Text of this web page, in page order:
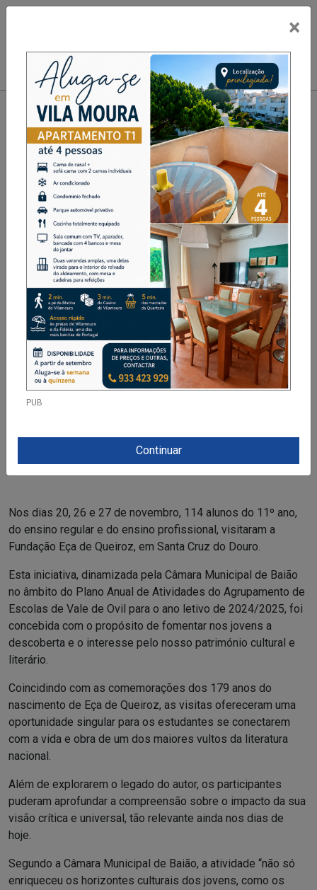
Toggle navigation
×
PUB
Continuar
MAIS DE 100 ALUNOS DO
11º ANO VISITARAM A
FUNDAÇÃO EÇA DE QUEIROZ
Cultura Destaque
Nos dias 20, 26 e 27 de novembro, 114 alunos do 11º ano,
do ensino regular e do ensino profissional, visitaram a
Fundação Eça de Queiroz, em Santa Cruz do Douro.
Esta iniciativa, dinamizada pela Câmara Municipal de Baião
no âmbito do Plano Anual de Atividades do Agrupamento de
Escolas de Vale de Ovil para o ano letivo de 2024/2025, foi
concebida com o propósito de fomentar nos jovens a
descoberta e o interesse pelo nosso património cultural e
literário.
Coincidindo com as comemorações dos 179 anos do
nascimento de Eça de Queiroz, as visitas ofereceram uma
oportunidade singular para os estudantes se conectarem
com a vida e obra de um dos maiores vultos da literatura
nacional.
Além de explorarem o legado do autor, os participantes
puderam aprofundar a compreensão sobre o impacto da sua
visão crítica e universal, tão relevante ainda nos dias de
hoje.
Segundo a Câmara Municipal de Baião, a atividade “não só
enriqueceu os horizontes culturais dos jovens, como os